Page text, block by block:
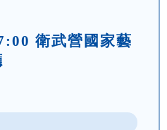
衛武營國家藝